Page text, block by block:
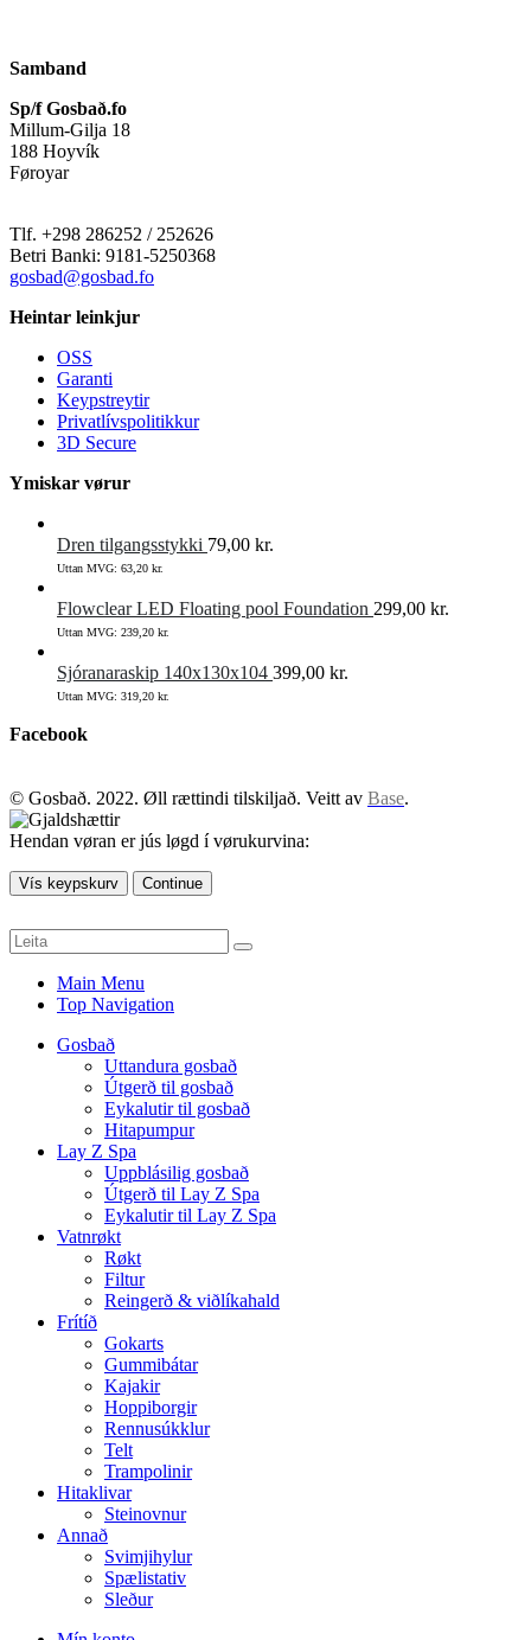
Samband
Sp/f Gosbað.fo
Millum-Gilja 18
188 Hoyvík
Føroyar
Tlf. +298 286252 / 252626
Betri Banki: 9181-5250368
gosbad@gosbad.fo
Heintar leinkjur
OSS
Garanti
Keypstreytir
Privatlívspolitikkur
3D Secure
Ymiskar vørur
Dren tilgangsstykki 79,00 kr.
Uttan MVG: 63,20 kr.
Flowclear LED Floating pool Foundation 299,00 kr.
Uttan MVG: 239,20 kr.
Sjóranaraskip 140x130x104 399,00 kr.
Uttan MVG: 319,20 kr.
Facebook
© Gosbað. 2022. Øll rættindi tilskiljað. Veitt av Base.
Hendan vøran er jús løgd í vørukurvina:
Vís keypskurv Continue
Main Menu
Top Navigation
Gosbað
Uttandura gosbað
Útgerð til gosbað
Eykalutir til gosbað
Hitapumpur
Lay Z Spa
Uppblásilig gosbað
Útgerð til Lay Z Spa
Eykalutir til Lay Z Spa
Vatnrøkt
Røkt
Filtur
Reingerð & viðlíkahald
Frítíð
Gokarts
Gummibátar
Kajakir
Hoppiborgir
Rennusúkklur
Telt
Trampolinir
Hitaklivar
Steinovnur
Annað
Svimjihylur
Spælistativ
Sleður